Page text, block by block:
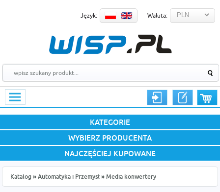
Język: Waluta:
KATEGORIE
WYBIERZ PRODUCENTA
NAJCZĘŚCIEJ KUPOWANE
Katalog » Automatyka i Przemysł » Media konwertery